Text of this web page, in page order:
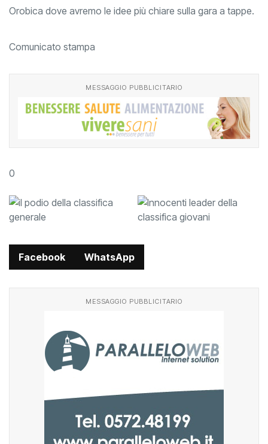
Orobica dove avremo le idee più chiare sulla gara a tappe.
Comunicato stampa
MESSAGGIO PUBBLICITARIO
0
Facebook WhatsApp
MESSAGGIO PUBBLICITARIO